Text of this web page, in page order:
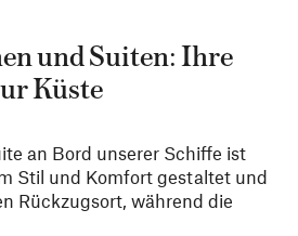
und Suiten: Ihre
Küste
an Bord unserer Schiffe ist
Stil und Komfort gestaltet und
Rückzugsort, während die